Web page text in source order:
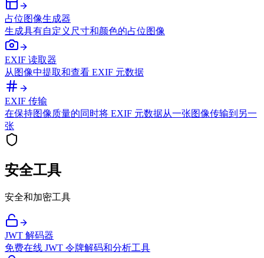
占位图像生成器
生成具有自定义尺寸和颜色的占位图像
EXIF 读取器
从图像中提取和查看 EXIF 元数据
EXIF 传输
在保持图像质量的同时将 EXIF 元数据从一张图像传输到另一
张
安全工具
安全和加密工具
JWT 解码器
免费在线 JWT 令牌解码和分析工具